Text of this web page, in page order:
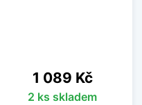
Cena
1 089 Kč
2 ks skladem